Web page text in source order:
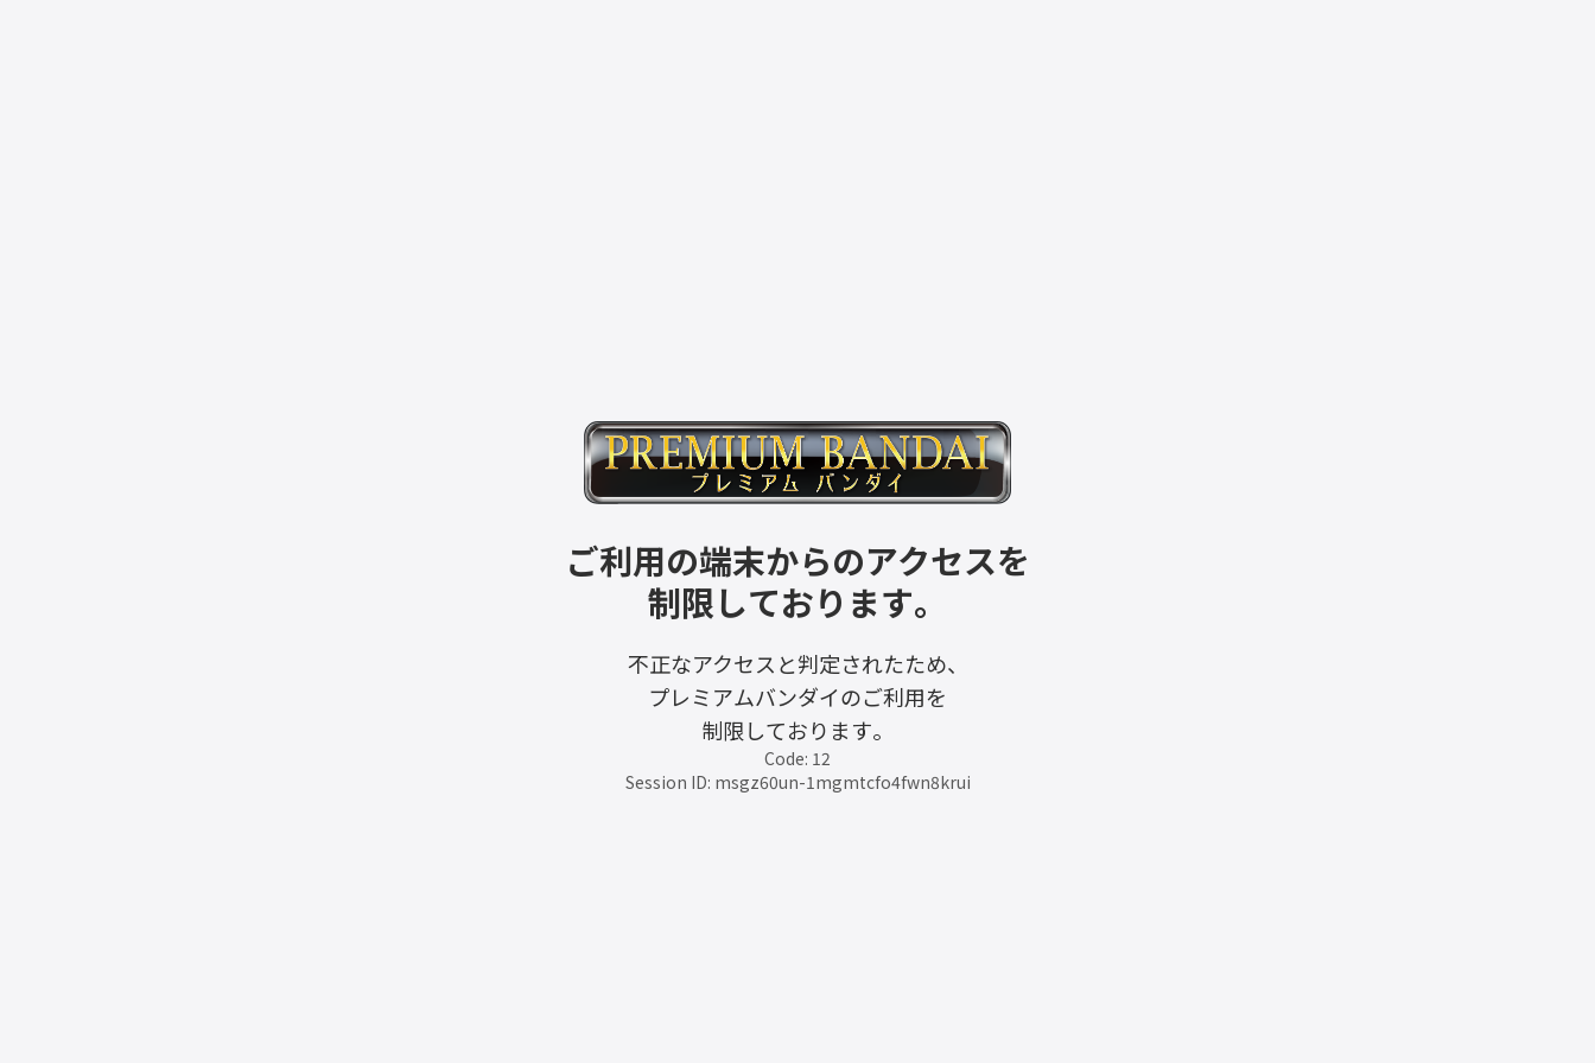
ご利用の端末からのアクセスを
制限しております。
不正なアクセスと判定されたため、
プレミアムバンダイのご利用を
制限しております。
Code: 12
Session ID: msgz60un-1mgmtcfo4fwn8krui